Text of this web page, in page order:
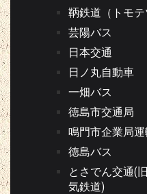
鞆鉄道（トモテ
芸陽バス
日本交通
日ノ丸自動車
一畑バス
徳島市交通局
鳴門市企業局
徳島バス
とさでん交通(
気鉄道)